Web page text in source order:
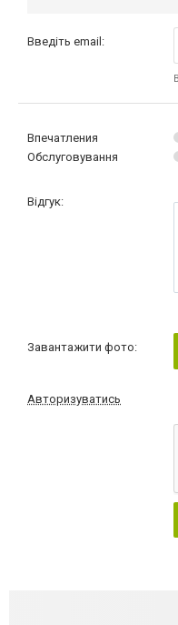
Введіть email:
Впечатления
Обслуговування
Відгук:
Завантажити фото:
Авторизуватись